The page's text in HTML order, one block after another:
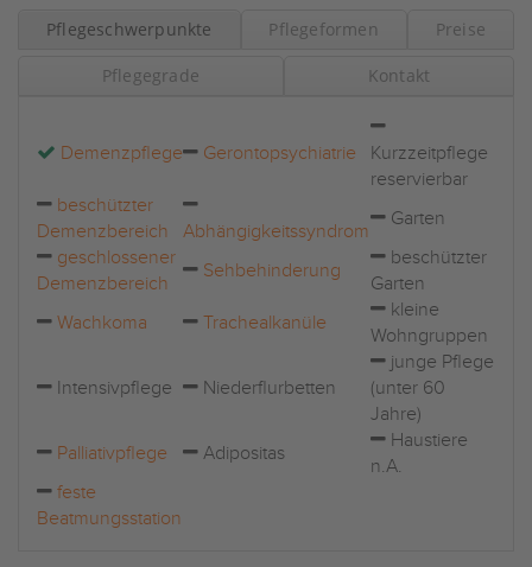
Pflegeschwerpunkte Pflegeformen Preise
Pflegegrade Kontakt
Demenzpflege Gerontopsychiatrie
Kurzzeitpflege
reservierbar
beschützter
Demenzbereich
Abhängigkeitssyndrom
Garten
geschlossener
Demenzbereich
Sehbehinderung
beschützter
Garten
Wachkoma
Trachealkanüle
kleine
Wohngruppen
Intensivpflege Niederflurbetten
junge Pflege
(unter 60
Jahre)
Palliativpflege
Adipositas
Haustiere
n.A.
feste
Beatmungsstation